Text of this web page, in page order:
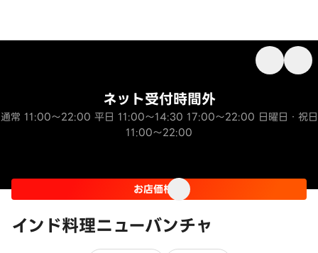
インド料理ニューバンチャ
ネット受付時間外
通常 11:00～22:00 平日 11:00～14:30 17:00～22:00 日曜日・祝日
11:00～22:00
お店価格